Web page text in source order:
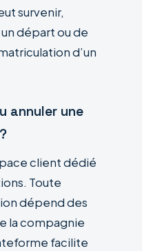
survenir,
départ ou de
d’un
annuler une
client dédié
Toute
dépend des
la compagnie
facilite